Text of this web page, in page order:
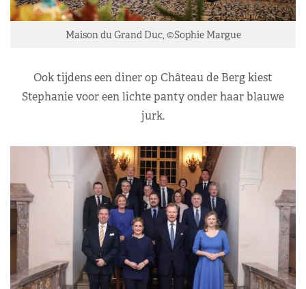
Maison du Grand Duc, ©Sophie Margue
Ook tijdens een diner op Château de Berg kiest
Stephanie voor een lichte panty onder haar blauwe
jurk.